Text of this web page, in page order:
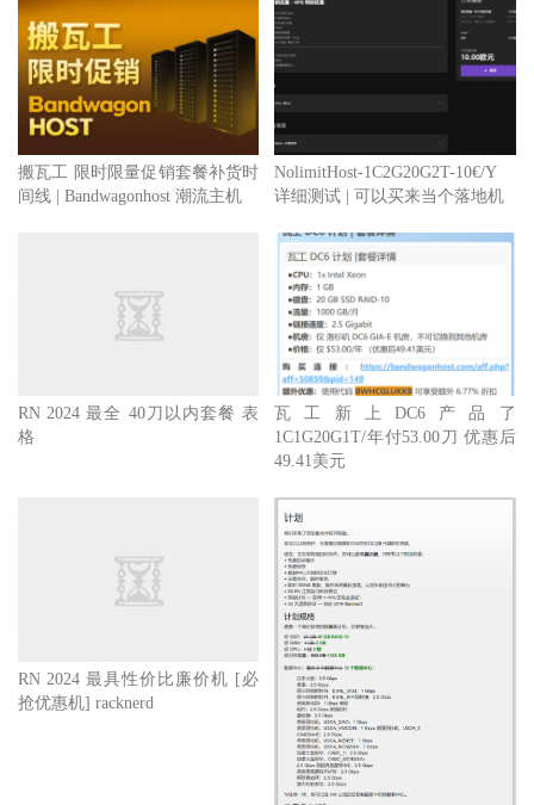
搬瓦工 限时限量促销套餐补货时
间线 | Bandwagonhost 潮流主机
NolimitHost-1C2G20G2T-10€/Y
详细测试 | 可以买来当个落地机
RN 2024 最全 40刀以内套餐 表
格
瓦工新上DC6产品了
1C1G20G1T/年付53.00刀 优惠后
49.41美元
RN 2024 最具性价比廉价机 [必
抢优惠机] racknerd